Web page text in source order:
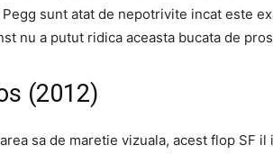
Pegg sunt atat de nepotrivite incat este
nu a putut ridica aceasta bucata de
(2012)
sa de maretie vizuala, acest flop SF